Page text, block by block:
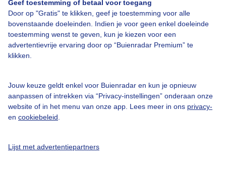
Geef toestemming of betaal voor toegang
Door op "Gratis" te klikken, geef je toestemming voor alle
bovenstaande doeleinden. Indien je voor geen enkel doeleinde
toestemming wenst te geven, kun je kiezen voor een
advertentievrije ervaring door op “Buienradar Premium” te
klikken.
Jouw keuze geldt enkel voor Buienradar en kun je opnieuw
aanpassen of intrekken via “Privacy-instellingen” onderaan onze
website of in het menu van onze app. Lees meer in ons privacy-
en cookiebeleid
Lijst met advertentiepartners
Contact
Toegankelijkheid
Gebruikersvoorwaarden
Buienradar Team
Privacy beleid
Cookie beleid
Gratis weerdata